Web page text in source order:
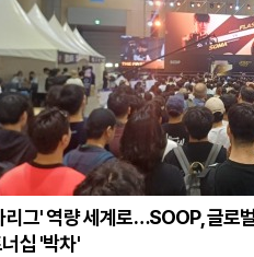
리그' 역량 세계로…SOOP, 글로
십 '박차'